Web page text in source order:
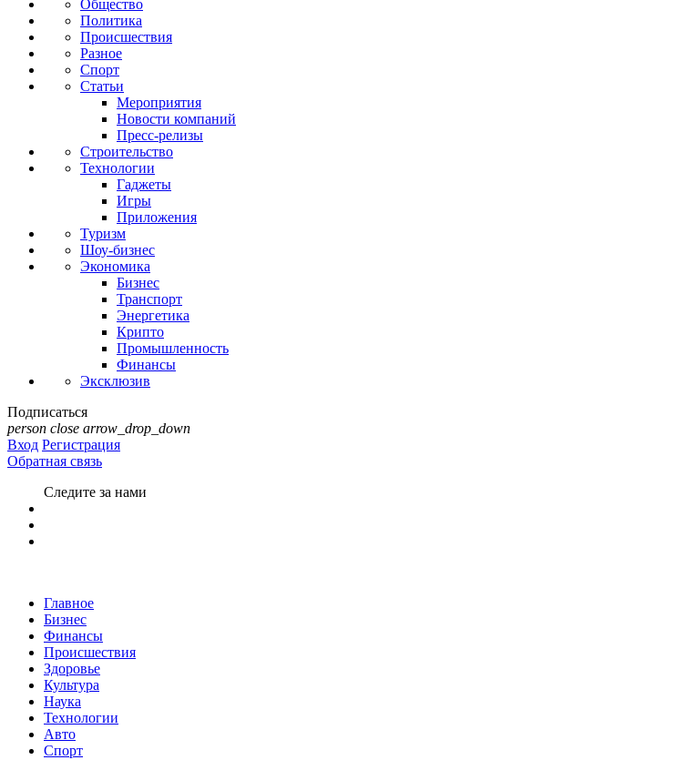
Общество
Политика
Происшествия
Разное
Спорт
Статьи
Мероприятия
Новости компаний
Пресс-релизы
Строительство
Технологии
Гаджеты
Игры
Приложения
Туризм
Шоу-бизнес
Экономика
Бизнес
Транспорт
Энергетика
Крипто
Промышленность
Финансы
Эксклюзив
Подписаться
person close arrow_drop_down
Вход Регистрация
Обратная связь
Следите за нами
Главное
Бизнес
Финансы
Происшествия
Здоровье
Культура
Наука
Технологии
Авто
Спорт